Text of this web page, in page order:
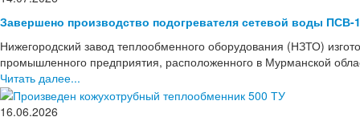
Завершено производство подогревателя сетевой воды ПСВ-
Нижегородский завод теплообменного оборудования (НЗТО)
промышленного предприятия, расположенного в Мурманской
Читать далее...
16.06.2026